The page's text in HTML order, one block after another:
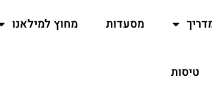
מסעדות מחוץ למילאנו
טיסות